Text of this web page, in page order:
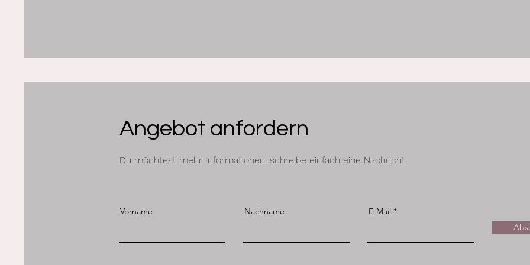
Angebot anfordern
Du möchtest mehr Informationen, schreibe einfach eine Nachricht.
Vorname Nachname
E-Mail